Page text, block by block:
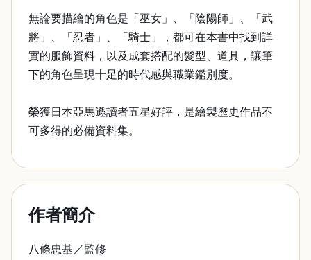
無論要描繪的角色是「巫女」、「陰陽師」、「武
將」、「忍者」、「騎士」，都可在本書中找到詳
實的服飾資料，以及成套搭配的髮型、道具，讓筆
下的角色呈現十足的時代感與職業鑑別度。
榮獲日本亞馬遜讀者五星好評，是繪製歷史作品不
可多得的必備資料集。
作者簡介
八條忠基／監修